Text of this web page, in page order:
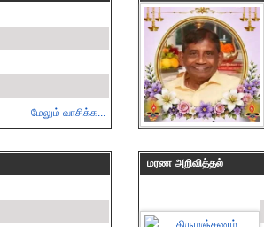
மேலும் வாசிக்க...
மரண அறிவித்தல்